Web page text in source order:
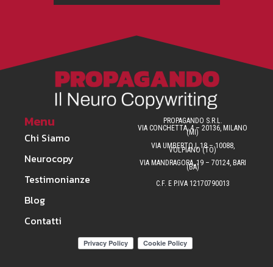
Menu
Chi Siamo
Neurocopy
Testimonianze
Blog
Contatti
PROPAGANDO S.R.L.
VIA CONCHETTA, 4 – 20136, MILANO
(MI)
VIA UMBERTO I, 18 – 10088,
VOLPIANO (TO)
VIA MANDRAGORA, 19 – 70124, BARI
(BA)
C.F. E P.IVA 12170790013